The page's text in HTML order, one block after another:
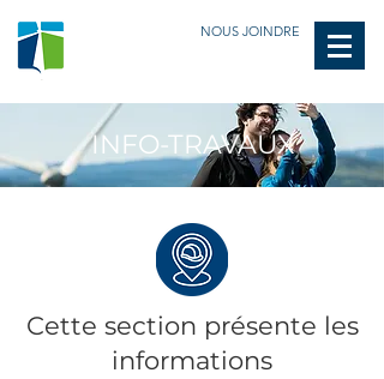
NOUS JOINDRE
INFO-TRAVAUX
​Cette section présente les
informations